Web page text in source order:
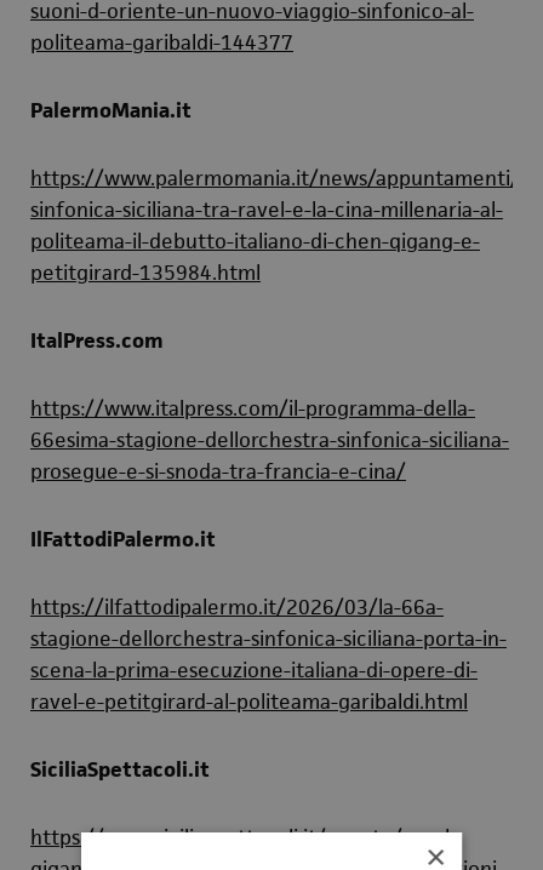
suoni-d-oriente-un-nuovo-viaggio-sinfonico-al-
politeama-garibaldi-144377
PalermoMania.it
https://www.palermomania.it/news/appuntamenti/
sinfonica-siciliana-tra-ravel-e-la-cina-millenaria-al-
politeama-il-debutto-italiano-di-chen-qigang-e-
petitgirard-135984.html
ItalPress.com
https://www.italpress.com/il-programma-della-
66esima-stagione-dellorchestra-sinfonica-siciliana-
prosegue-e-si-snoda-tra-francia-e-cina/
IlFattodiPalermo.it
https://ilfattodipalermo.it/2026/03/la-66a-
stagione-dellorchestra-sinfonica-siciliana-porta-in-
scena-la-prima-esecuzione-italiana-di-opere-di-
ravel-e-petitgirard-al-politeama-garibaldi.html
SiciliaSpettacoli.it
https://www.siciliaspettacoli.it/evento/ravel-
×